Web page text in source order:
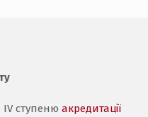
ступенюакредитації